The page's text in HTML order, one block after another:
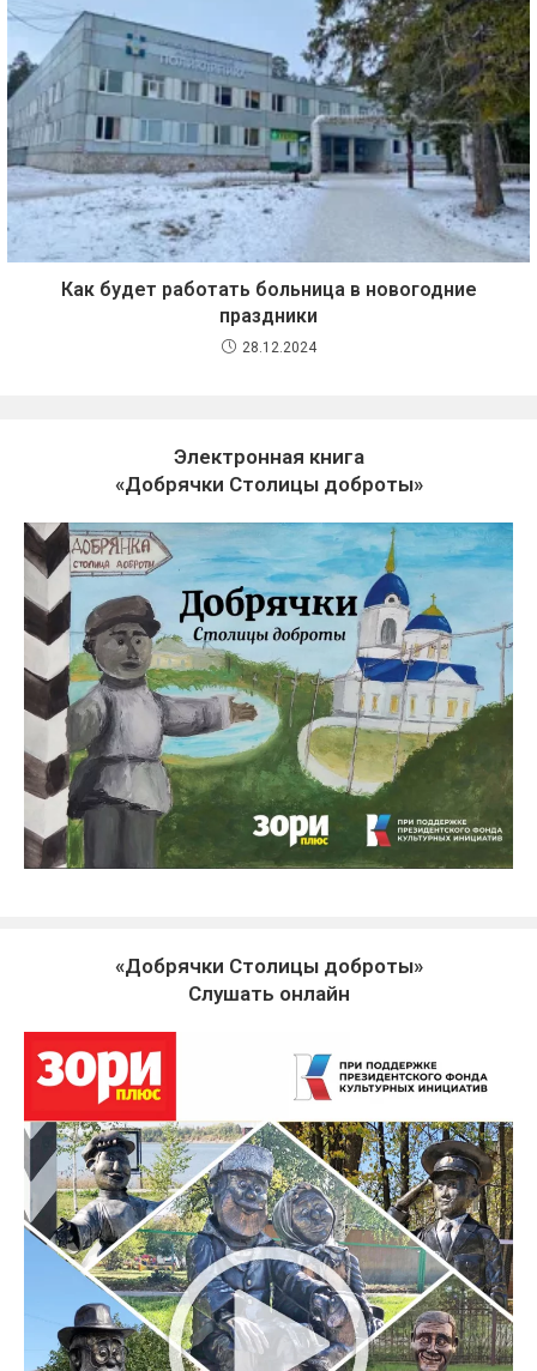
Как будет работать больница в новогодние
праздники
28.12.2024
Электронная книга
«Добрячки Столицы доброты»
«Добрячки Столицы доброты»
Слушать онлайн